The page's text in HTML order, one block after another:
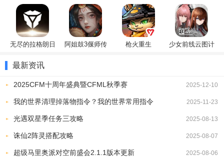
进入首页右下角的“options”设置选项。
无尽的拉格朗日 阿姐鼓3偃师传 枪火重生
少女前线云图计
最新资讯
2025CFM十周年盛典暨CFML秋季赛 2025-12-10
我的世界清理掉落物指令？我的世界常用指令 2025-11-23
光遇双星季任务三攻略 2025-08-13
诛仙2阵灵搭配攻略 2025-08-07
超级马里奥派对空前盛会2.1.1版本更新 2025-08-06